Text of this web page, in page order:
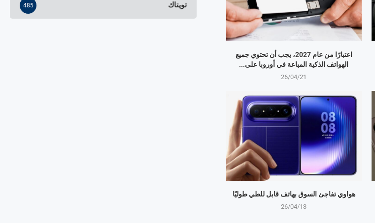
اعتبارًا من عام 2027، يجب أن تحتوي جميع
الهواتف الذكية المباعة في أوروبا على...
26/04/21
هواوي تفاجئ السوق بهاتف قابل للطي طوليًا
26/04/13
تويتاك 485